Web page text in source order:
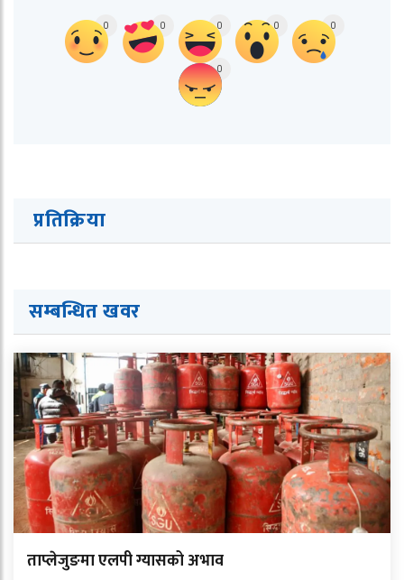
0 0 0 0 0
0
प्रतिक्रिया
सम्बन्धित खवर
ताप्लेजुङमा एलपी ग्यासको अभाव